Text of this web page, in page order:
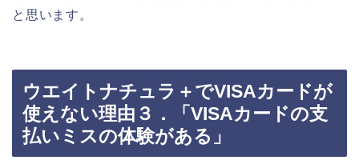
と思います。
ウエイトナチュラ＋でVISAカードが
使えない理由３．「VISAカードの支
払いミスの体験がある」